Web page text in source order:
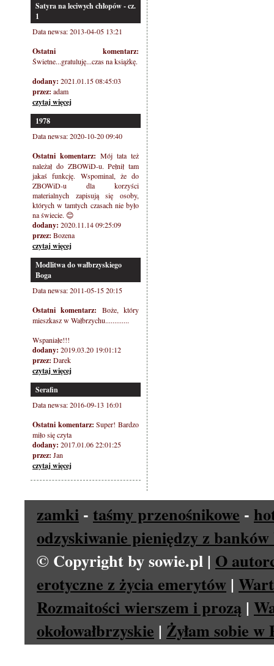
Satyra na leciwych chłopów - cz.
1
Data newsa: 2013-04-05 13:21
Ostatni komentarz:
Świetne...gratuluję...czas na książkę.
dodany: 2021.01.15 08:45:03
przez: adam
czytaj więcej
1978
Data newsa: 2020-10-20 09:40
Ostatni komentarz: Mój tata też
należał do ZBOWiD-u. Pełnił tam
jakaś funkcję. Wspominal, że do
ZBOWiD-u dla korzyści
materialnych zapisują się osoby,
których w tamtych czasach nie było
na świecie. 😊
dodany: 2020.11.14 09:25:09
przez: Bozena
czytaj więcej
Modlitwa do wałbrzyskiego
Boga
Data newsa: 2011-05-15 20:15
Ostatni komentarz: Boże, który
mieszkasz w Wałbrzychu.............
Wspaniałe!!!
dodany: 2019.03.20 19:01:12
przez: Darek
czytaj więcej
Serafin
Data newsa: 2016-09-13 16:01
Ostatni komentarz: Super! Bardzo
miło się czyta
dodany: 2017.01.06 22:01:25
przez: Jan
czytaj więcej
zamki - taśmy przenośnikowe -
odzyskiwanie pieniędzy z banków
© Copyright by sowie.pl | O
erotyczne z życia emerytów |
Rozmaitości wierszem i prozą |
okołowałbrzyskie | Żyłam sobie